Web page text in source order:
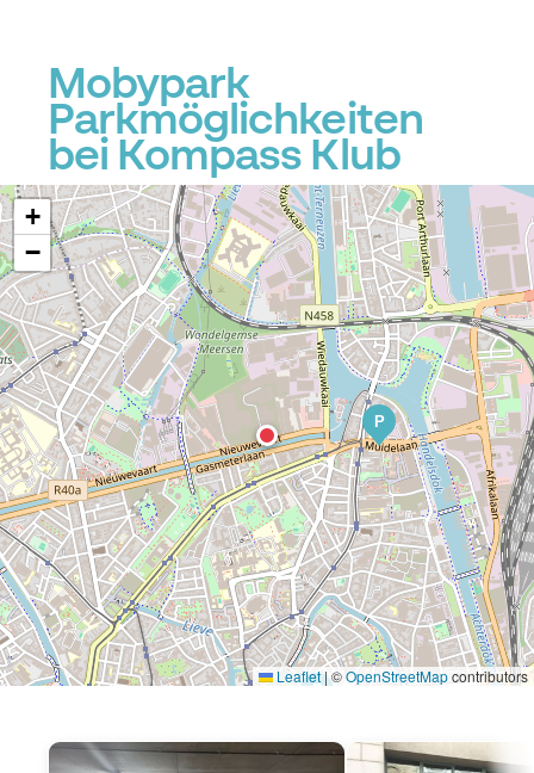
Mobypark
Parkmöglichkeiten
bei Kompass Klub
P
P
+
−
Leaflet|©OpenStreetMapcontributors